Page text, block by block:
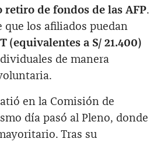
retiro de fondos de las AFP.
que los afiliados puedan
(equivalentes a S/ 21.400)
de manera
en la Comisión de
día pasó al Pleno, donde
Tras su